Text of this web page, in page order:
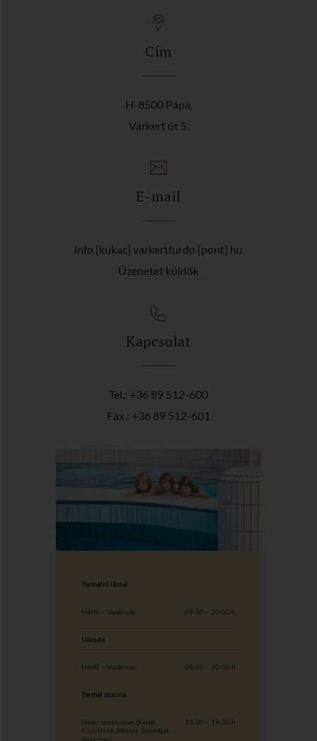
Cím
H-8500 Pápa,
Várkert út 5.
E-mail
info [kukac] varkertfurdo [pont] hu
Üzenetet küldök
Kapcsolat
Tel.: +36 89 512-600
Fax.: +36 89 512-601
Termální lázně
Hétfő – Vasárnap: 09:00 – 20:00 h
Uszoda
Hétfő – Vasárnap: 08:00 – 20:00 h
Termál szauna
Nyári szezonban (Kedd,
Csütörtök, Péntek, Szombat,
Vasárnap):
13:00 – 19:30 h